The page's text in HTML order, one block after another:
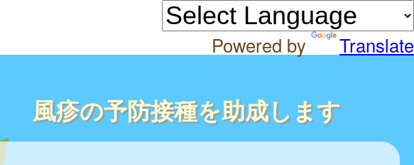
Powered by Translate
風疹の予防接種を助成します